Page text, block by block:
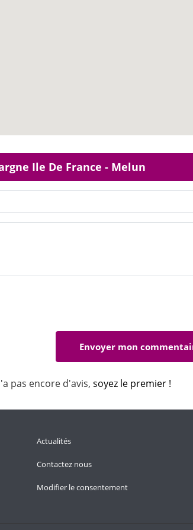
Ile De France - Melun
pas encore d'avis, soyez le premier !
Actualités
Contactez nous
Modifier le consentement